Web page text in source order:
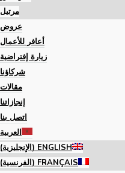
مرتيل
عروض
أعافر للأعمال
زيارة إفتراضية
شركاؤنا
مقالات
إنجازاتنا
اتصل بنا
العربية
ENGLISH
(الإنجليزية)
FRANÇAIS
(الفرنسية)